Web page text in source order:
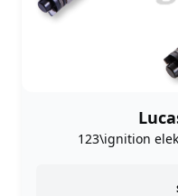
123\ignition